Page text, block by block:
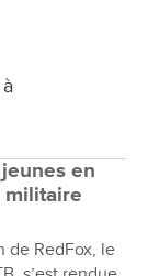
en
militaire
de RedFox, le